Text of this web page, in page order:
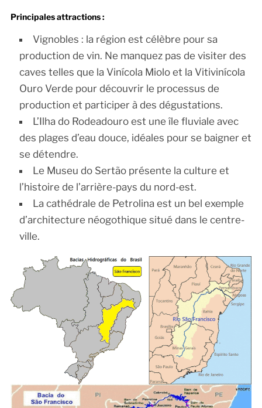
Principales attractions :
Vignobles : la région est célèbre pour sa
production de vin. Ne manquez pas de visiter des
caves telles que la Vinícola Miolo et la Vitivinícola
Ouro Verde pour découvrir le processus de
production et participer à des dégustations.
L’Ilha do Rodeadouro est une île fluviale avec
des plages d’eau douce, idéales pour se baigner et
se détendre.
Le Museu do Sertão présente la culture et
l’histoire de l’arrière-pays du nord-est.
La cathédrale de Petrolina est un bel exemple
d’architecture néogothique situé dans le centre-
ville.